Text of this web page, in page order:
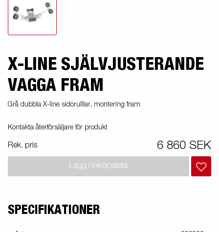
X-LINE SJÄLVJUSTERANDE
VAGGA FRAM
Grå dubbla X-line sidorulllar, montering fram
Kontakta återförsäljare för produkt
Rek. pris 6 860 SEK
Lägg i inköpslista
SPECIFIKATIONER